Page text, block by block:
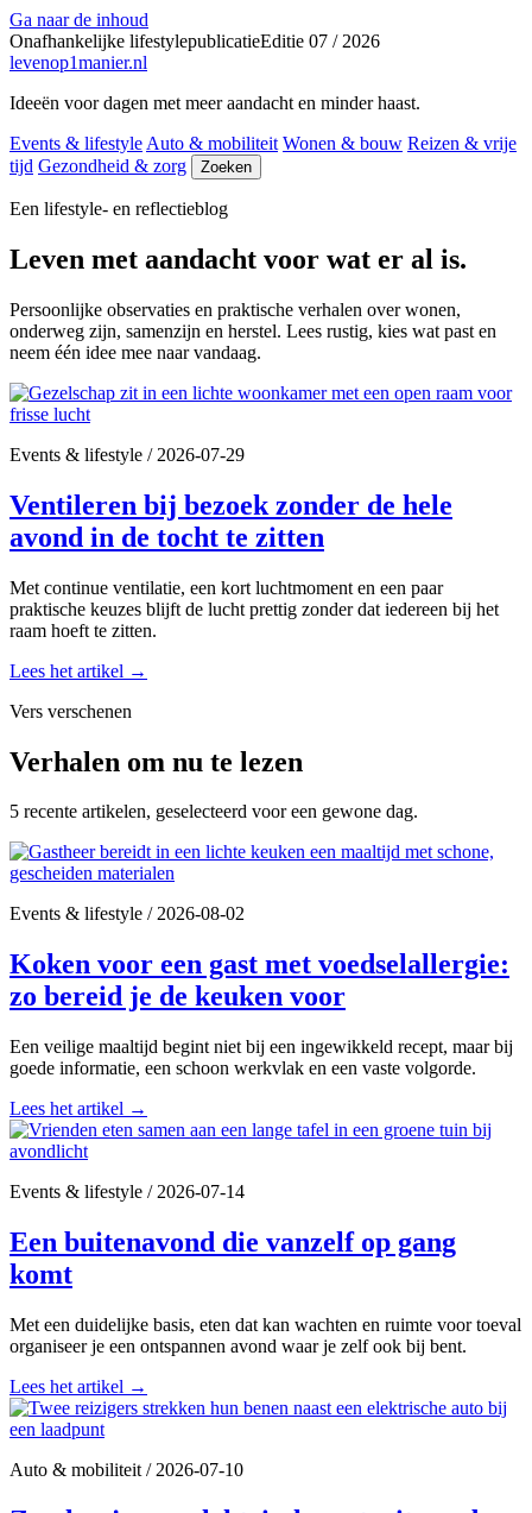
Ga naar de inhoud
Onafhankelijke lifestylepublicatieEditie 07 / 2026
levenop1manier.nl
Ideeën voor dagen met meer aandacht en minder haast.
Events & lifestyle Auto & mobiliteit Wonen & bouw Reizen & vrije
tijd Gezondheid & zorg Zoeken
Een lifestyle- en reflectieblog
Leven met aandacht voor wat er al is.
Persoonlijke observaties en praktische verhalen over wonen,
onderweg zijn, samenzijn en herstel. Lees rustig, kies wat past en
neem één idee mee naar vandaag.
Events & lifestyle /2026-07-29
Ventileren bij bezoek zonder de hele
avond in de tocht te zitten
Met continue ventilatie, een kort luchtmoment en een paar
praktische keuzes blijft de lucht prettig zonder dat iedereen bij het
raam hoeft te zitten.
Lees het artikel →
Vers verschenen
Verhalen om nu te lezen
5 recente artikelen, geselecteerd voor een gewone dag.
Events & lifestyle /2026-08-02
Koken voor een gast met voedselallergie:
zo bereid je de keuken voor
Een veilige maaltijd begint niet bij een ingewikkeld recept, maar bij
goede informatie, een schoon werkvlak en een vaste volgorde.
Lees het artikel →
Events & lifestyle /2026-07-14
Een buitenavond die vanzelf op gang
komt
Met een duidelijke basis, eten dat kan wachten en ruimte voor toeval
organiseer je een ontspannen avond waar je zelf ook bij bent.
Lees het artikel →
Auto & mobiliteit /2026-07-10